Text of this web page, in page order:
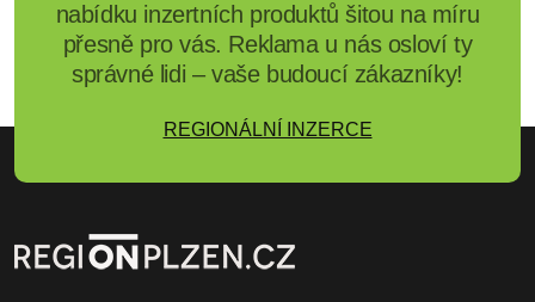
nabídku inzertních produktů šitou na míru
přesně pro vás. Reklama u nás osloví ty
správné lidi – vaše budoucí zákazníky!
REGIONÁLNÍ INZERCE